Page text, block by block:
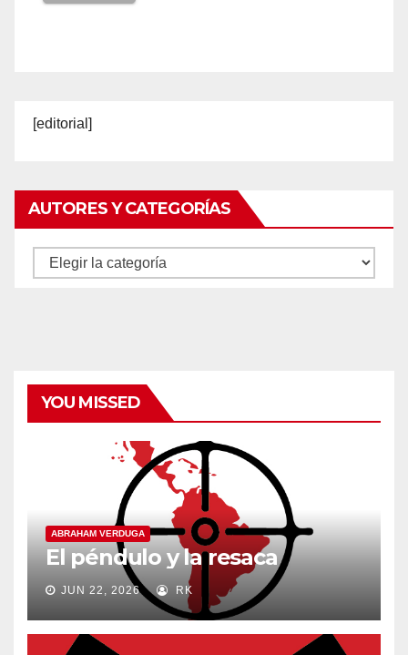
[editorial]
AUTORES Y CATEGORÍAS
Autores
YOU MISSED
ABRAHAM VERDUGA
El péndulo y la resaca
JUN 22, 2026 RK